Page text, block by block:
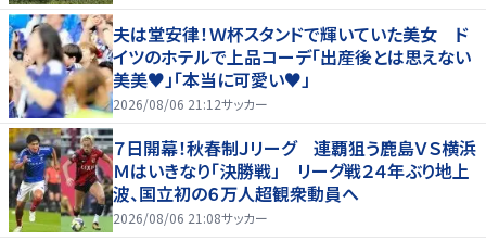
夫は堂安律！Ｗ杯スタンドで輝いていた美女 ド
イツのホテルで上品コーデ「出産後とは思えない
美美♥」「本当に可愛い♥」
2026/08/06 21:12サッカー
７日開幕！秋春制Ｊリーグ 連覇狙う鹿島ＶＳ横浜
Ｍはいきなり「決勝戦」 リーグ戦２４年ぶり地上
波、国立初の６万人超観衆動員へ
2026/08/06 21:08サッカー